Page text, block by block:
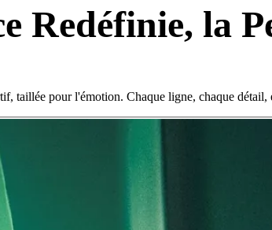
Redéfinie, la
taillée pour l'émotion. Chaque ligne, chaque